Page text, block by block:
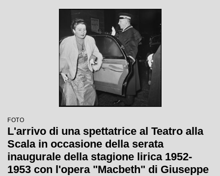
FOTO
L'arrivo di una spettatrice al Teatro alla
Scala in occasione della serata
inaugurale della stagione lirica 1952-
1953 con l'opera "Macbeth" di Giuseppe